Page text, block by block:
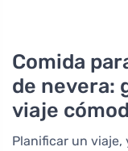
Comida
de nevera:
viaje
Planificar un viaje,